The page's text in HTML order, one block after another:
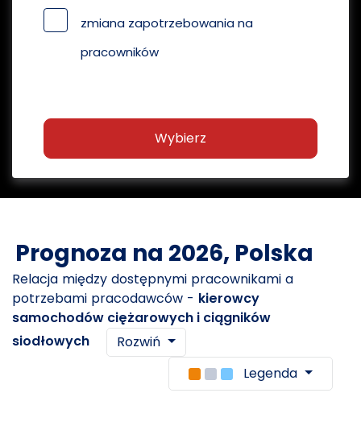
zmiana zapotrzebowania na
pracowników
Wybierz
Prognoza na 2026, Polska
Relacja między dostępnymi pracownikami a
potrzebami pracodawców - kierowcy
samochodów ciężarowych i ciągników
siodłowych
Rozwiń
Legenda